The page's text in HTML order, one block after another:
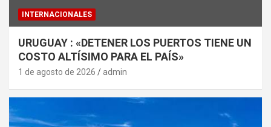
INTERNACIONALES
URUGUAY : «DETENER LOS PUERTOS TIENE UN
COSTO ALTÍSIMO PARA EL PAÍS»
1 de agosto de 2026 admin